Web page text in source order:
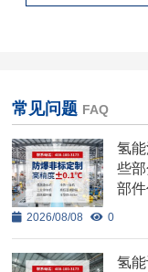
常见问题 FAQ
氢
些
部件
2026/08/08 0
氢